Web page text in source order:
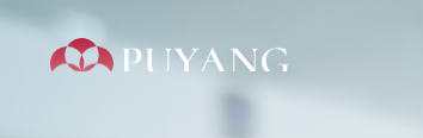
聯絡我們 | 蒲陽建設